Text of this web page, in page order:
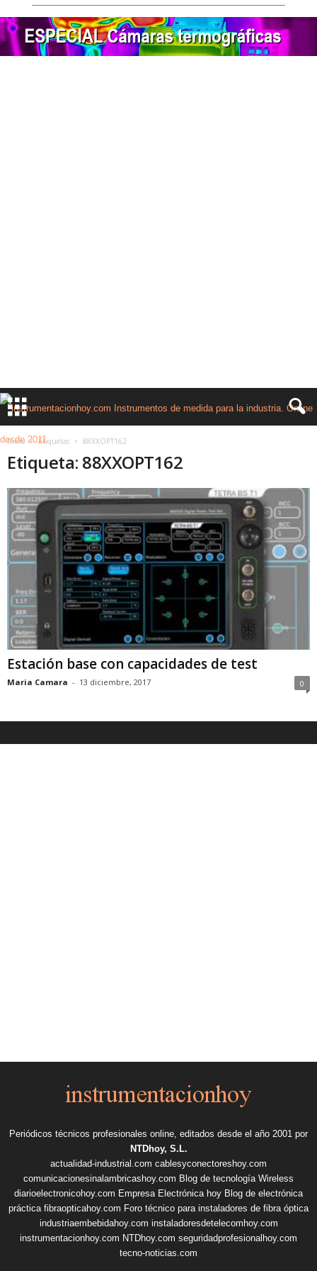
Inicio Etiquetas 88XXOPT162
Etiqueta: 88XXOPT162
Estación base con capacidades de test
Maria Camara - 13 diciembre, 2017 0
Periódicos técnicos profesionales online, editados desde el año 2001 por
NTDhoy, S.L.
actualidad-industrial.com cablesyconectoreshoy.com
comunicacionesinalambricashoy.com Blog de tecnología Wireless
diarioelectronicohoy.com Empresa Electrónica hoy Blog de electrónica
práctica fibraopticahoy.com Foro técnico para instaladores de fibra óptica
industriaembebidahoy.com instaladoresdetelecomhoy.com
instrumentacionhoy.com NTDhoy.com seguridadprofesionalhoy.com
tecno-noticias.com